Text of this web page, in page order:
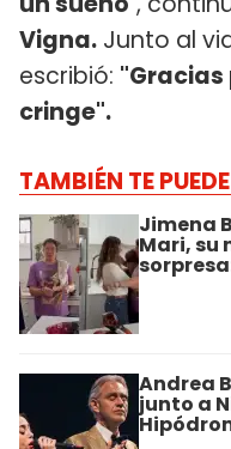
Vigna. Junto al
escribió:
cringe".
TAMBIÉN TE
Jimena
Mari, su
Andrea
junto a